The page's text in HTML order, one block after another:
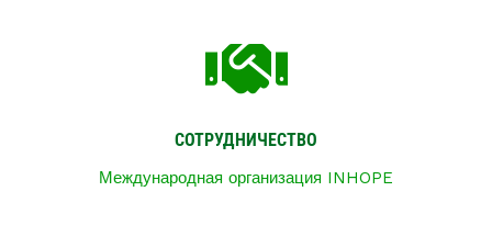
СОТРУДНИЧЕСТВО
Международная организация INHOPE